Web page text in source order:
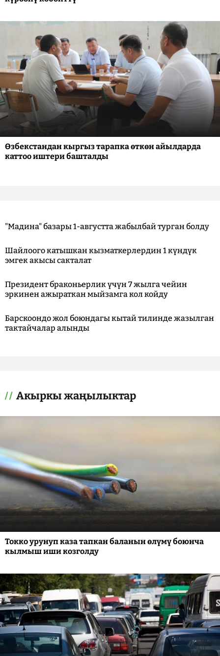
Өзбекстандан кыргыз тарапка өткөн айылдарда
каттоо иштери башталды
"Мадина" базары 1-августта жабылбай турган болду
Шайлоого катышкан кызматкерлердин 1 күндүк
эмгек акысы сакталат
Президент браконьерлик үчүн 7 жылга чейин
эркинен ажыраткан мыйзамга кол койду
Барскоондо жол боюндагы кытай тилинде жазылган
тактайчалар алынды
Акыркы жаңылыктар
Токко урунуп каза тапкан баланын өлүмү боюнча
кылмыш иши козголду